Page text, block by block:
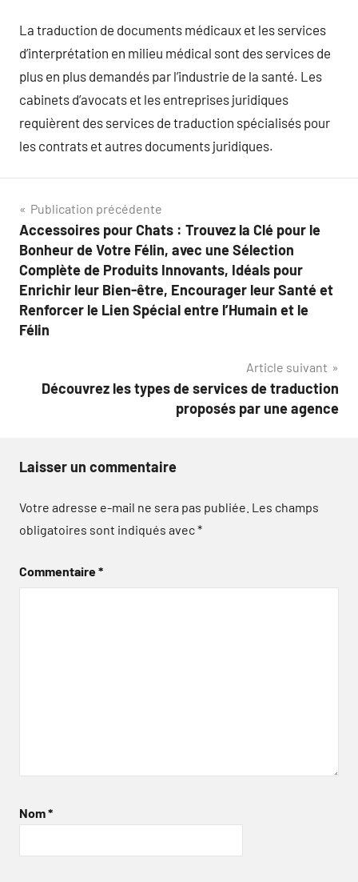
La traduction de documents médicaux et les services
d’interprétation en milieu médical sont des services de
plus en plus demandés par l’industrie de la santé. Les
cabinets d’avocats et les entreprises juridiques
requièrent des services de traduction spécialisés pour
les contrats et autres documents juridiques.
Navigation
de
l’article
Publication précédente
Accessoires pour Chats : Trouvez la Clé pour le
Bonheur de Votre Félin, avec une Sélection
Complète de Produits Innovants, Idéals pour
Enrichir leur Bien-être, Encourager leur Santé et
Renforcer le Lien Spécial entre l’Humain et le
Félin
Article suivant
Découvrez les types de services de traduction
proposés par une agence
Laisser un commentaire
Votre adresse e-mail ne sera pas publiée. Les champs
obligatoires sont indiqués avec*
Commentaire*
Nom*